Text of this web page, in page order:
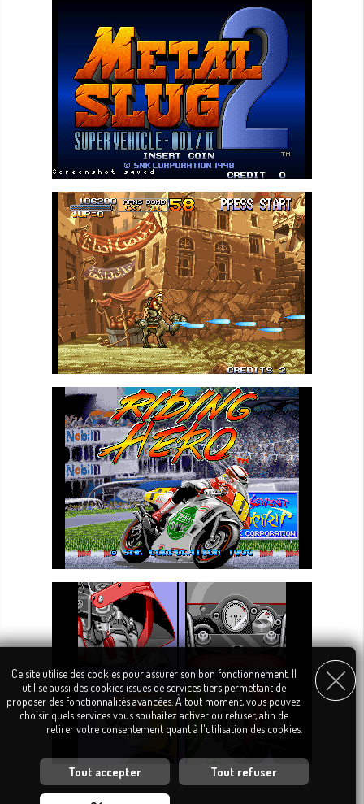
Ce site utilise des cookies pour assurer son bon fonctionnement. Il
utilise aussi des cookies issues de services tiers permettant de
proposer des fonctionnalités avancées. À tout moment, vous pouvez
choisir quels services vous souhaitez activer ou refuser, afin de
retirer votre consentement quant à l'utilisation des cookies.
Personnalisation des services
Vous êtes libre de choisir quels services vous souhaitez activer. En autorisant
Tout accepter Tout refuser